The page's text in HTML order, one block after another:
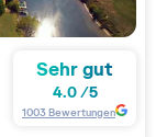
Sehr gut
4.0 /5
1003Bewertungen